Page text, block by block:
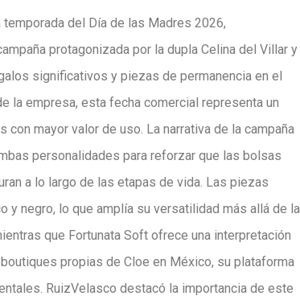
del Día de las Madres 2026,
protagonizada por la dupla Celina del Villar y
significativos y piezas de permanencia en el
la empresa, esta fecha comercial representa un
mayor valor de uso. La narrativa de la campaña
personalidades para reforzar que las bolsas
a lo largo de las etapas de vida. Las piezas
y negro, lo que amplía su versatilidad más allá de la
que Fortunata Soft ofrece una interpretación
propias de Cloe en México, su plataforma
RuizVelasco destacó la importancia de este